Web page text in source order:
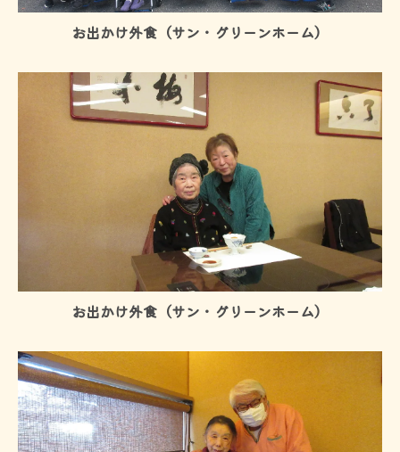
お出かけ外食（サン・グリーンホーム）
お出かけ外食（サン・グリーンホーム）